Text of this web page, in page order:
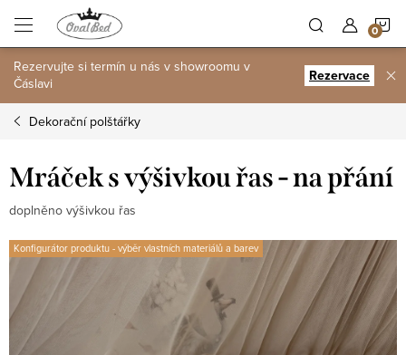
obsah
Rezervujte si termín u nás v showroomu v
Čáslavi
Rezervace
Dekorační polštářky
Mráček s výšivkou řas - na přání
doplněno výšivkou řas
Konfigurátor produktu - výběr vlastních materiálů a barev